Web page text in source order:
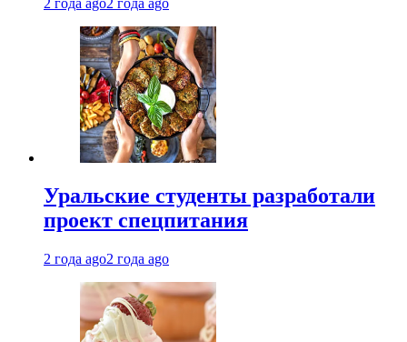
Уральские студенты разработали
проект спецпитания
2 года ago2 года ago